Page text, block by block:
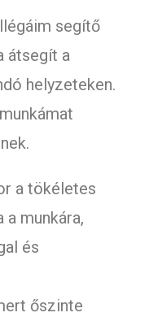
segítő
átsegít a
helyzeteken.
a tökéletes
munkára,
és
őszinte